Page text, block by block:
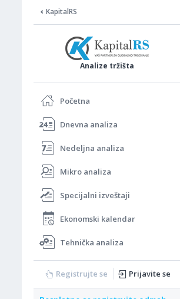
KapitalRS
Analize tržišta
Početna
Dnevna analiza
Nedeljna analiza
Mikro analiza
Specijalni izveštaji
Ekonomski kalendar
Tehnička analiza
Registrujte se Prijavite se